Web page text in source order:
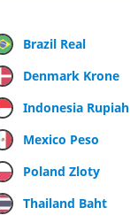
Brazil Real
Denmark Krone
Indonesia Rupiah
Mexico Peso
Poland Zloty
Thailand Baht